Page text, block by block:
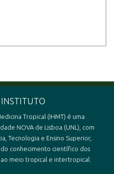
INSTITUTO
Tropical (IHMT) é uma
NOVA de Lisboa (UNL), com
Tecnologia e Ensino Superior,
conhecimento científico dos
meio tropical e intertropical.